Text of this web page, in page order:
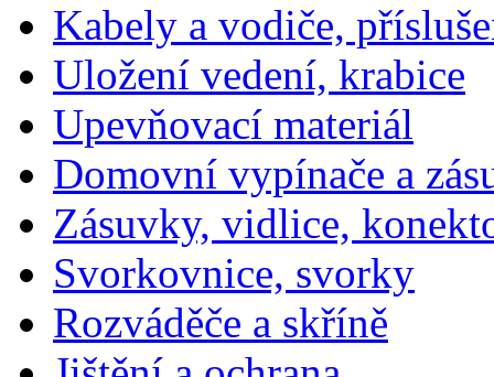
Kabely a vodiče,
Uložení vedení, krabice
Upevňovací materiál
Domovní vypínače a
Zásuvky, vidlice,
Svorkovnice, svorky
Rozváděče a skříně